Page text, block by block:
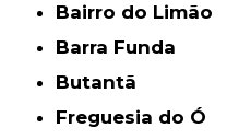
Bairro do Limão
Barra Funda
Butantã
Freguesia do Ó